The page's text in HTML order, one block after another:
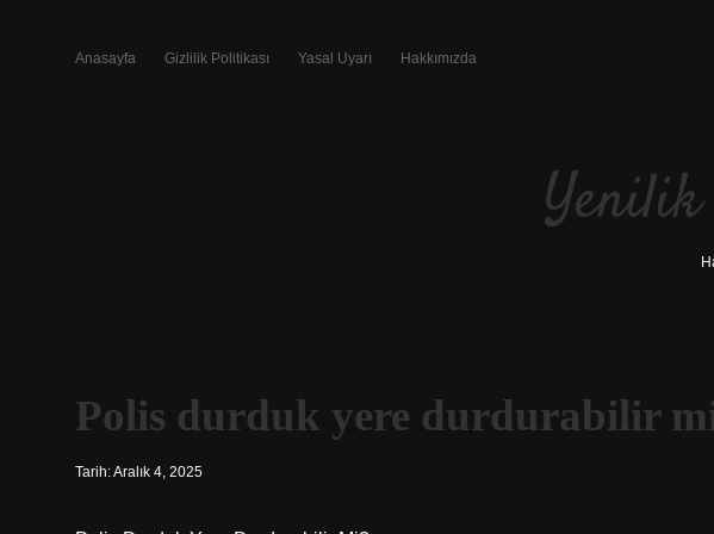
Anasayfa Gizlilik Politikası Yasal Uyarı Hakkımızda
Polis durduk yere durdurabilir
Tarih: Aralık 4, 2025